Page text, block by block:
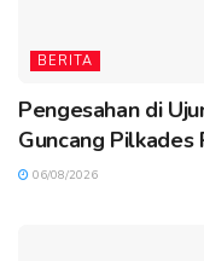
BERITA
Pengesahan di
Guncang Pilkades
06/08/2026